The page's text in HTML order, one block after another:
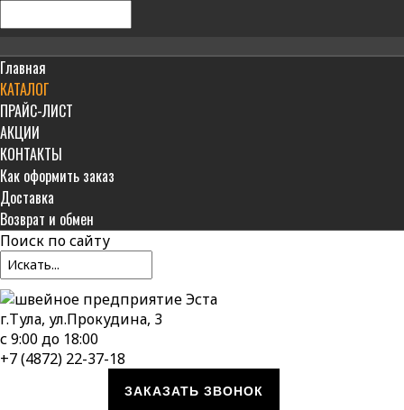
Главная
КАТАЛОГ
ПРАЙС-ЛИСТ
АКЦИИ
КОНТАКТЫ
Как оформить заказ
Доставка
Возврат и обмен
Поиск по сайту
г.Тула, ул.Прокудина, 3
с 9:00 до 18:00
+7 (4872) 22-37-18
ЗАКАЗАТЬ ЗВОНОК